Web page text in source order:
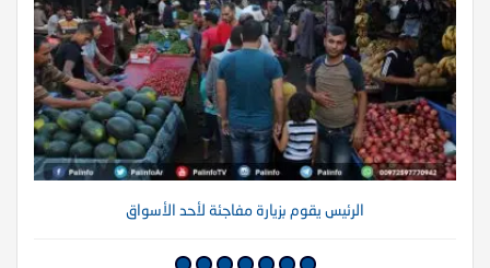
الرئيس يقوم بزيارة مفاجئة لأحد الأسواق